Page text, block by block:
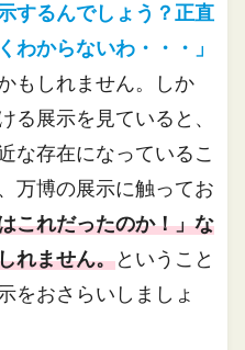
するんでしょう？正直
わからないわ・・・」
もしれません。しか
る展示を見ていると、
な存在になっているこ
万博の展示に触ってお
これだったのか！」な
れません。ということ
をおさらいしましょ